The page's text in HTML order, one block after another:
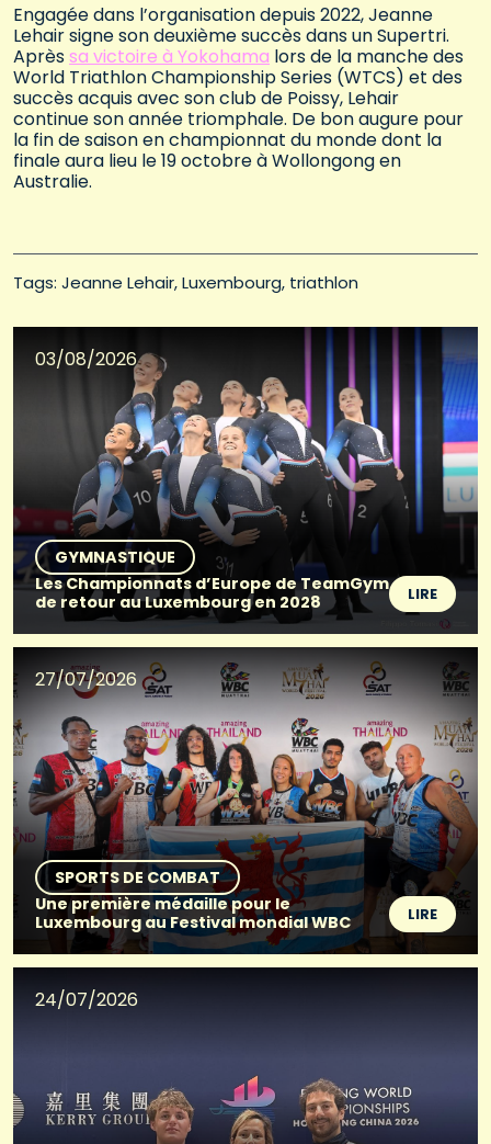
Engagée dans l’organisation depuis 2022, Jeanne
Lehair signe son deuxième succès dans un Supertri.
Aprèssa victoire à Yokohama lors de la manche des
World Triathlon Championship Series (WTCS) et des
succès acquis avec son club de Poissy, Lehair
continue son année triomphale. De bon augure pour
la fin de saison en championnat du monde dont la
finale aura lieu le 19 octobre à Wollongong en
Australie.
Tags: Jeanne Lehair Luxembourg triathlon
03/08/2026
GYMNASTIQUE
Les Championnats d’Europe de TeamGym
de retour au Luxembourg en 2028
LIRE
27/07/2026
SPORTS DE COMBAT
Une première médaille pour le
Luxembourg au Festival mondial WBC
LIRE
24/07/2026